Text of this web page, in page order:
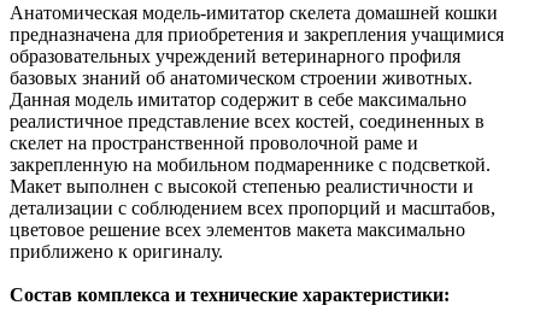
Анатомическая модель-имитатор скелета домашней кошки
предназначена для приобретения и закрепления учащимися
образовательных учреждений ветеринарного профиля
базовых знаний об анатомическом строении животных.
Данная модель имитатор содержит в себе максимально
реалистичное представление всех костей, соединенных в
скелет на пространственной проволочной раме и
закрепленную на мобильном подмареннике с подсветкой.
Макет выполнен с высокой степенью реалистичности и
детализации с соблюдением всех пропорций и масштабов,
цветовое решение всех элементов макета максимально
приближено к оригиналу.
Состав комплекса и технические характеристики: